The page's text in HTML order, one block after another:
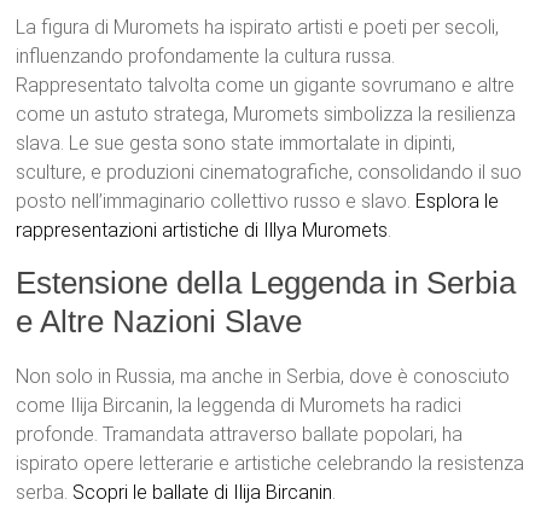
La figura di Muromets ha ispirato artisti e poeti per secoli,
influenzando profondamente la cultura russa.
Rappresentato talvolta come un gigante sovrumano e altre
come un astuto stratega, Muromets simbolizza la resilienza
slava. Le sue gesta sono state immortalate in dipinti,
sculture, e produzioni cinematografiche, consolidando il suo
posto nell’immaginario collettivo russo e slavo. Esplora le
rappresentazioni artistiche di Illya Muromets.
Estensione della Leggenda in Serbia
e Altre Nazioni Slave
Non solo in Russia, ma anche in Serbia, dove è conosciuto
come Ilija Bircanin, la leggenda di Muromets ha radici
profonde. Tramandata attraverso ballate popolari, ha
ispirato opere letterarie e artistiche celebrando la resistenza
serba. Scopri le ballate di Ilija Bircanin.